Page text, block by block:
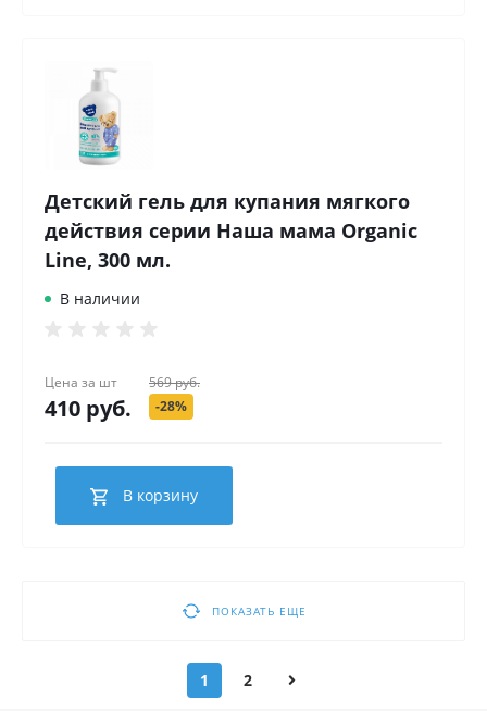
Детский гель для купания мягкого
действия серии Наша мама Organic
Line, 300 мл.
В наличии
Цена за шт
410 руб.
569 руб.
-28%
В корзину
ПОКАЗАТЬ ЕЩЕ
1 2